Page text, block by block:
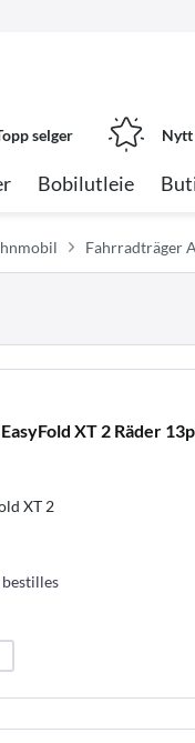
selger Nytt
Bobilutleie
Fahrradträger
XT 2 Räder
XT 2
bestilles